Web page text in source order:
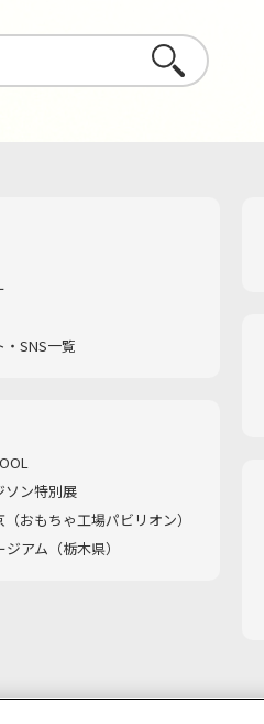
さがす
SNS一覧
ソン特別展
おもちゃ工場パビリオン）​
アム（栃木県）